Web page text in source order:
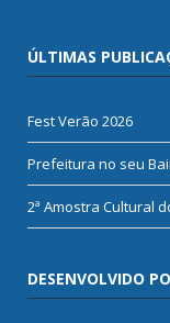
ÚLTIMAS
Fest Verão 2026
Prefeitura no seu
2ª Amostra Cultural
DESENVOLVIDO